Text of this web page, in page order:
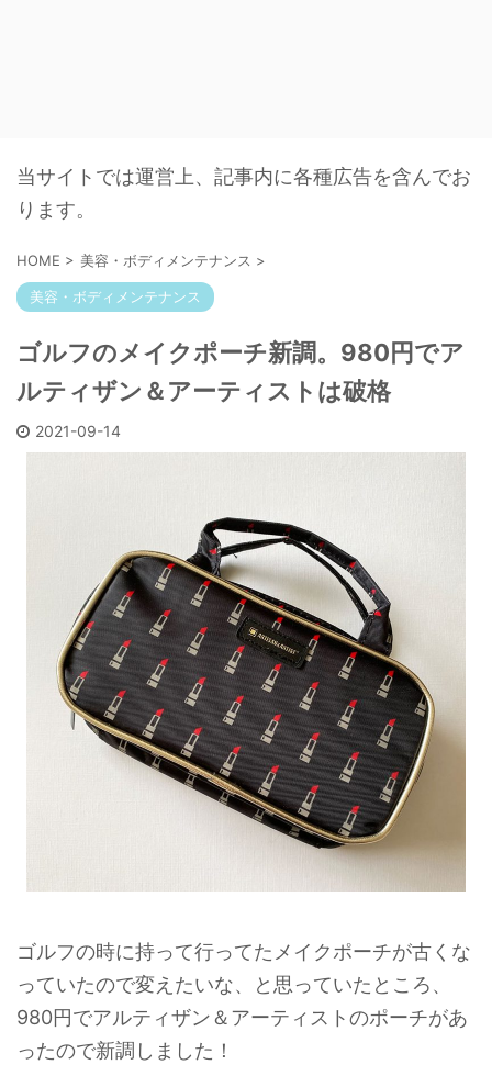
当サイトでは運営上、記事内に各種広告を含んでお
ります。
HOME > 美容・ボディメンテナンス >
美容・ボディメンテナンス
ゴルフのメイクポーチ新調。980円でア
ルティザン＆アーティストは破格
2021-09-14
ゴルフの時に持って行ってたメイクポーチが古くな
っていたので変えたいな、と思っていたところ、
980円でアルティザン＆アーティストのポーチがあ
ったので新調しました！